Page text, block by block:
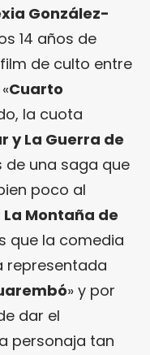
González-
14 años de
de culto entre
Cuarto
la cuota
y La Guerra de
de una saga que
poco al
La Montaña de
que la comedia
representada
» y por
dar el
personaja tan